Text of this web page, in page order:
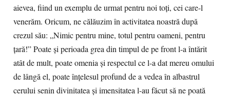
aievea, fiind un exemplu de urmat pentru noi toţi, cei care-l
venerăm. Oricum, ne călăuzim în activitatea noastră după
crezul său: „Nimic pentru mine, totul pentru oameni, pentru
ţară!” Poate şi perioada grea din timpul de pe front l-a întărit
atât de mult, poate omenia şi respectul ce l-a dat mereu omului
de lângă el, poate înţelesul profund de a vedea în albastrul
cerului senin divinitatea şi imensitatea l-au făcut să ne poată